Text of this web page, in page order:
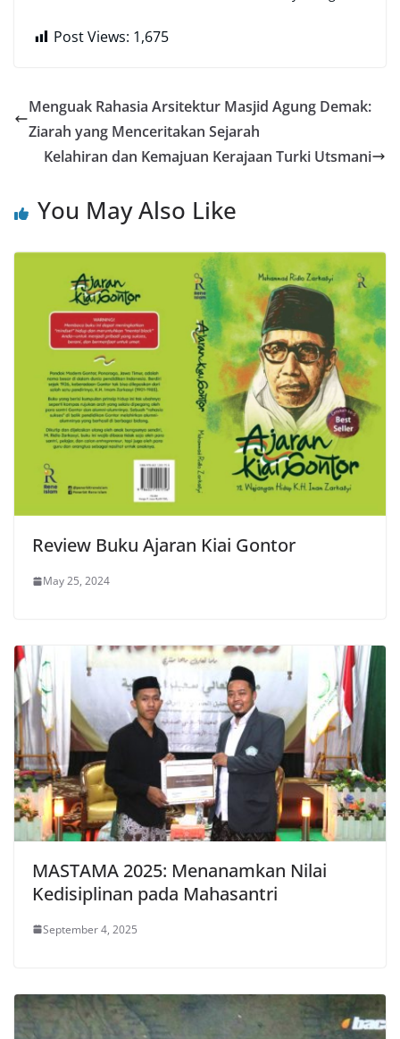
Post Views: 1,675
Menguak Rahasia Arsitektur Masjid Agung Demak:
Ziarah yang Menceritakan Sejarah
Kelahiran dan Kemajuan Kerajaan Turki Utsmani
You May Also Like
Review Buku Ajaran Kiai Gontor
May 25, 2024
MASTAMA 2025: Menanamkan Nilai
Kedisiplinan pada Mahasantri
September 4, 2025